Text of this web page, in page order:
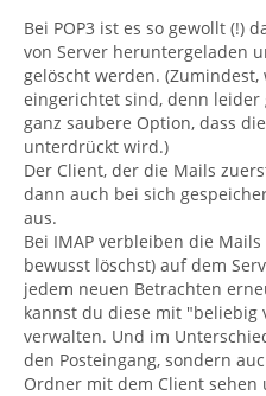
Bei POP3 ist es so gewollt (!)
von Server heruntergeladen
gelöscht werden.
eingerichtet sind, denn
ganz saubere Option, dass
unterdrückt wird.)
Der Client, der die Mails
dann auch bei sich
aus.
Bei IMAP verbleiben die
bewusst löschst) auf dem
jedem neuen Betrachten
kannst du diese mit
verwalten. Und im
den Posteingang, sondern
Ordner mit dem Client sehen